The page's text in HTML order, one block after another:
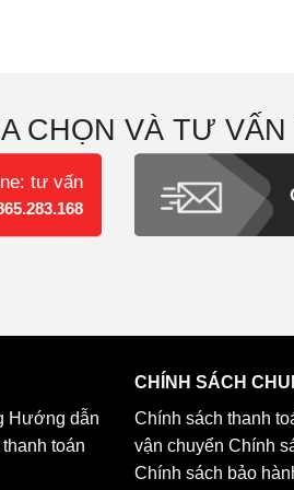
CHỌN VÀ TƯ
tư vấn
Hướng dẫn
toán
CHÍNH SÁCH
Chính sách thanh
vận chuyển Chính
Chính sách bảo